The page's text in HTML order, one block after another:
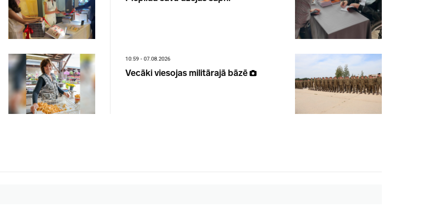
10:59 - 07.08.2026
Vecāki viesojas militārajā bāzē